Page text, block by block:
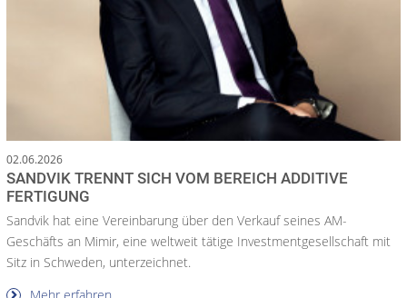
02.06.2026
SANDVIK TRENNT SICH VOM BEREICH ADDITIVE
FERTIGUNG
Sandvik hat eine Vereinbarung über den Verkauf seines AM-
Geschäfts an Mimir, eine weltweit tätige Investmentgesellschaft mit
Sitz in Schweden, unterzeichnet.